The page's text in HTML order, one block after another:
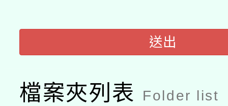
礎課程
A3數位素養講師名單
送出
檔案夾列表 Folder list